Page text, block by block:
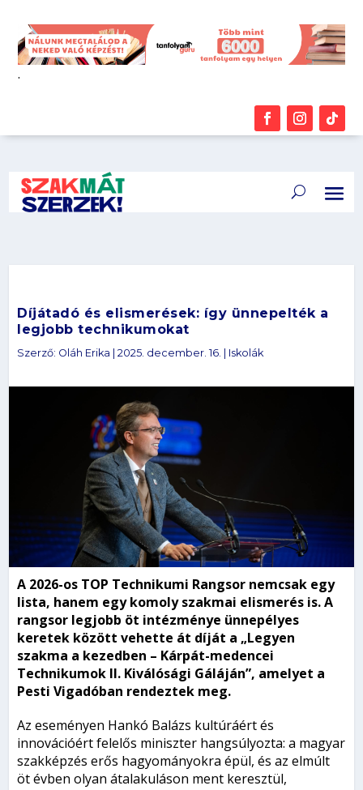
.
Díjátadó és elismerések: így ünnepelték a
legjobb technikumokat
Szerző: Oláh Erika |2025. december. 16. Iskolák
A 2026-os TOP Technikumi Rangsor nemcsak egy
lista, hanem egy komoly szakmai elismerés is. A
rangsor legjobb öt intézménye ünnepélyes
keretek között vehette át díját a „Legyen
szakma a kezedben – Kárpát-medencei
Technikumok II. Kiválósági Gáláján”, amelyet a
Pesti Vigadóban rendeztek meg.
Az eseményen Hankó Balázs kultúráért és
innovációért felelős miniszter hangsúlyozta: a magyar
szakképzés erős hagyományokra épül, és az elmúlt
öt évben olyan átalakuláson ment keresztül,